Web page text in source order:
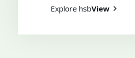
Explore hsbView